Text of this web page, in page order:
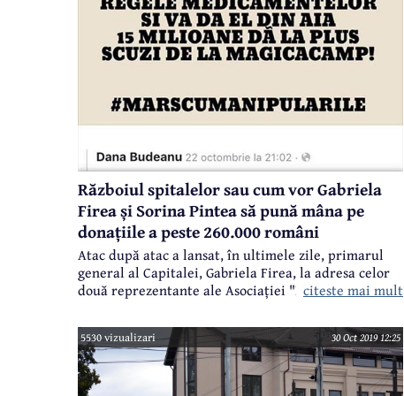
Războiul spitalelor sau cum vor Gabriela
Firea și Sorina Pintea să pună mâna pe
donațiile a peste 260.000 români
Atac după atac a lansat, în ultimele zile, primarul
general al Capitalei, Gabriela Firea, la adresa celor
două reprezentante ale Asociației "Dăruiește Viața",
campania de strângere de fonduri pentru
construirea primului spital public de oncologie și
radioterapie pentru copiii diagnosticați cu cancer.
1.700 de companii și peste 260.000 de donatori
citeste mai mult
5530 vizualizari 30 Oct 2019 12:25